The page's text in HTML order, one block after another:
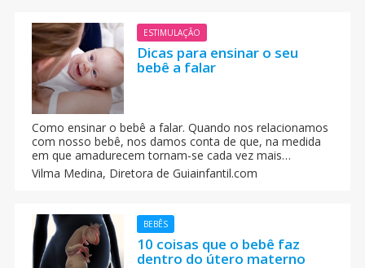
ESTIMULAÇÃO
Dicas para ensinar o seu
bebê a falar
Como ensinar o bebê a falar. Quando nos relacionamos
com nosso bebê, nos damos conta de que, na medida
em que amadurecem tornam-se cada vez mais
sociáveis e se comunicam muito antes de dominarem
as complexas regras da linguagem. Como podemos
Vilma Medina, Diretora de Guiainfantil.com
BEBÊS
10 coisas que o bebê faz
dentro do útero materno